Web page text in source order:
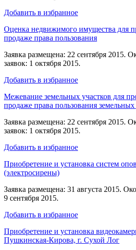
Добавить в избранное
Оценка недвижимого имущества для
продаже права пользования
Заявка размещена: 22 сентября 2015.
заявок: 1 октября 2015.
Добавить в избранное
Межевание земельных участков для
продаже права пользования земельных
Заявка размещена: 22 сентября 2015.
заявок: 1 октября 2015.
Добавить в избранное
Приобретение и установка систем
(электросирены)
Заявка размещена: 31 августа 2015.
9 сентября 2015.
Добавить в избранное
Приобретение и установка
Пушкинская-Кирова, г. Сухой Лог